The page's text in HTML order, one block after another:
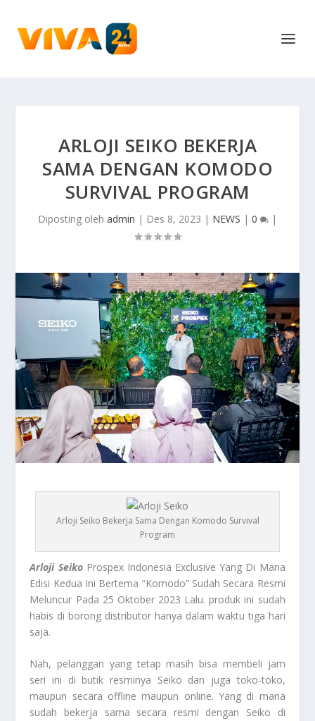
ARLOJI SEIKO BEKERJA
SAMA DENGAN KOMODO
SURVIVAL PROGRAM
Diposting oleh admin | Des 8, 2023 | NEWS | 0 |
Arloji Seiko Bekerja Sama Dengan Komodo Survival
Program
Arloji SeikoProspex Indonesia Exclusive Yang Di Mana
Edisi Kedua Ini Bertema “Komodo” Sudah Secara Resmi
Meluncur Pada 25 Oktober 2023 Lalu. produk ini sudah
habis di borong distributor hanya dalam waktu tiga hari
saja.
Nah, pelanggan yang tetap masih bisa membeli jam
seri ini di butik resminya Seiko dan juga toko-toko,
maupun secara offline maupun online. Yang di mana
sudah bekerja sama secara resmi dengan Seiko di